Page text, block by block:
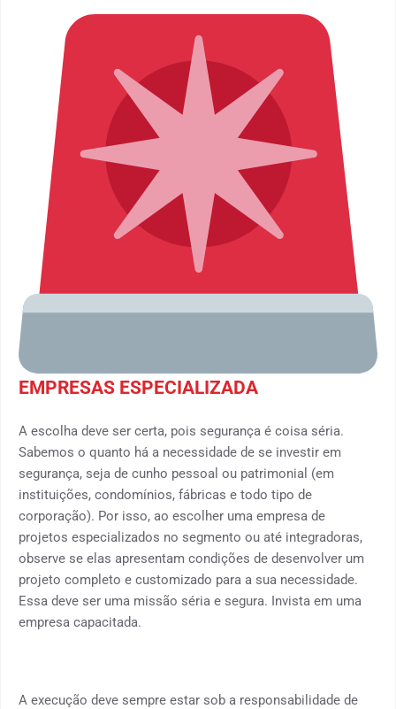
EMPRESAS ESPECIALIZADA
A escolha deve ser certa, pois segurança é coisa séria.
Sabemos o quanto há a necessidade de se investir em
segurança, seja de cunho pessoal ou patrimonial (em
instituições, condomínios, fábricas e todo tipo de
corporação). Por isso, ao escolher uma empresa de
projetos especializados no segmento ou até integradoras,
observe se elas apresentam condições de desenvolver um
projeto completo e customizado para a sua necessidade.
Essa deve ser uma missão séria e segura. Invista em uma
empresa capacitada.
A execução deve sempre estar sob a responsabilidade de